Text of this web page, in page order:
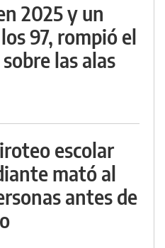
2025 y un
97, rompió el
las alas
escolar
mató al
antes de